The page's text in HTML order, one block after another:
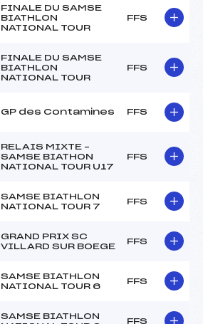
FINALE DU SAMSE
BIATHLON
NATIONAL TOUR
FFS
FINALE DU SAMSE
BIATHLON
NATIONAL TOUR
FFS
GP des Contamines FFS
RELAIS MIXTE –
SAMSE BIATHON
NATIONAL TOUR U17
FFS
SAMSE BIATHLON
NATIONAL TOUR 7
FFS
GRAND PRIX SC
VILLARD SUR BOEGE
FFS
SAMSE BIATHLON
NATIONAL TOUR 6
FFS
SAMSE BIATHLON
FFS